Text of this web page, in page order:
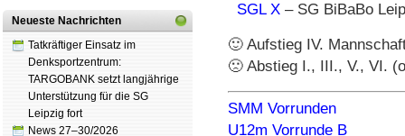
Neueste Nachrichten
Tatkräftiger Einsatz im
Denksportzentrum:
TARGOBANK setzt langjährige
Unterstützung für die SG
Leipzig fort
News 27–30/2026
SGL X – SG BiBaBo
🙂 Aufstieg IV.
🙁 Abstieg I., III., V., VI.
SMM Vorrunden
U12m Vorrunde B